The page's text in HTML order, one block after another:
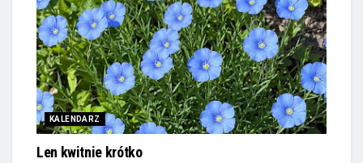
KALENDARZ
Len kwitnie krótko